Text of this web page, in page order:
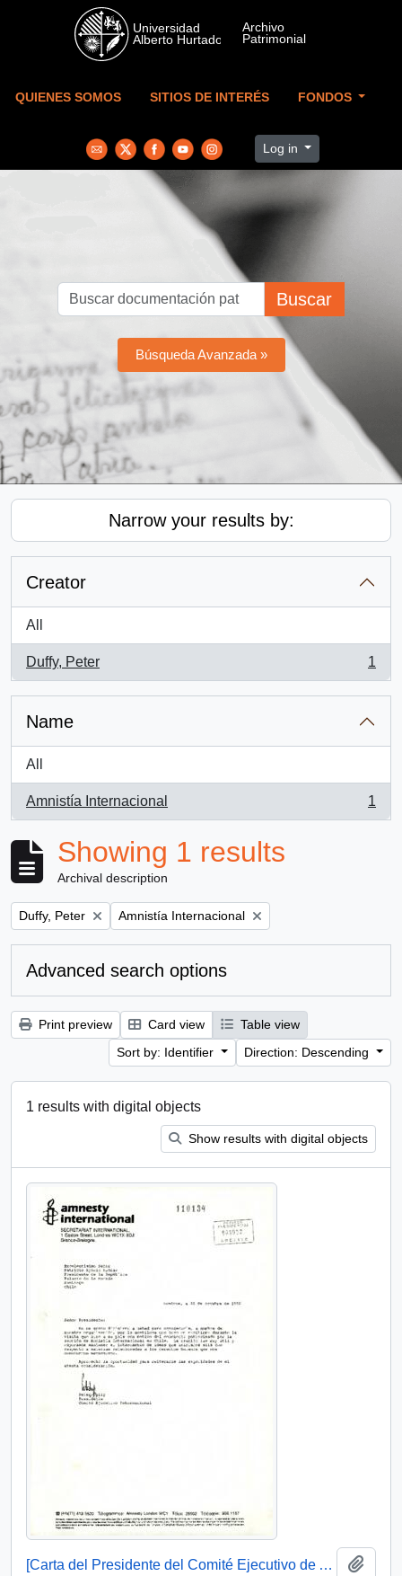
Skip to main content
QUIENES SOMOS SITIOS DE INTERÉS FONDOS
Log in
Buscar
Búsqueda Avanzada »
Narrow your results by:
Creator
All
Duffy, Peter
, 1 results
1
Name
All
Amnistía Internacional
, 1 results
1
Showing 1 results
Archival description
Remove filter:
Duffy, Peter Remove filter:
Amnistía Internacional
Advanced search options
Print preview Card view
Table view
Sort by: Identifier
Direction: Descending
1 results with digital objects
Show results with digital objects
[Carta del Presidente del Comité Ejecutivo de Amnistía Internacional dirigida al Presidente Patricio Aylwin]